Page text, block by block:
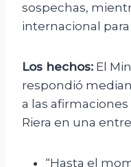
sospechas,
internacional
Los hechos: El
respondió
a las
Riera en una
“Hasta el